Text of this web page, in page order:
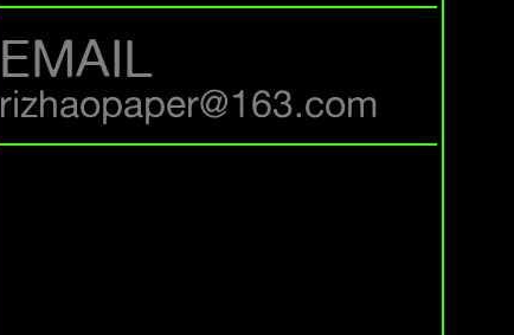
EMAIL
rizhaopaper@163.com